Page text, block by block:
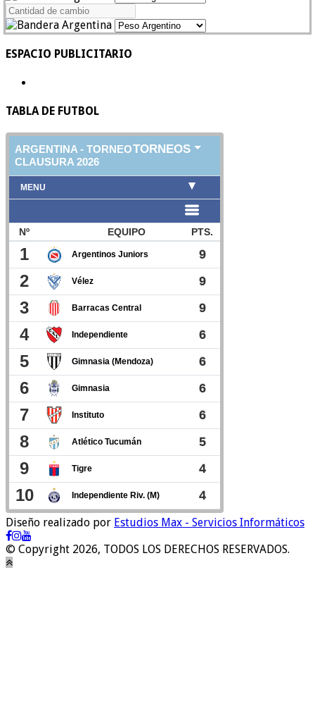
ESPACIO PUBLICITARIO
TABLA DE FUTBOL
Diseño realizado por Estudios Max - Servicios Informáticos
© Copyright 2026, TODOS LOS DERECHOS RESERVADOS.